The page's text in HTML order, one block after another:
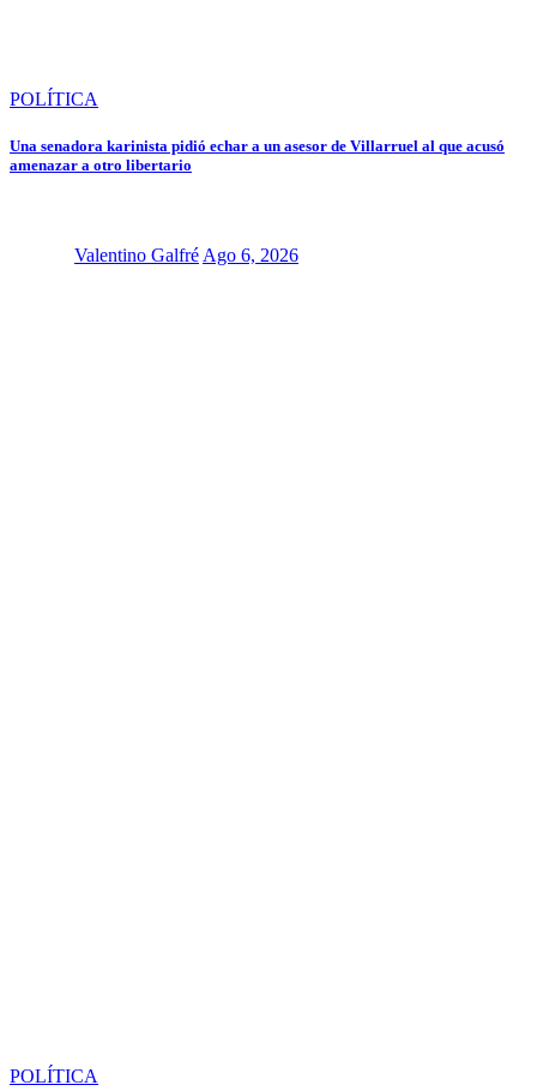
POLÍTICA
Una senadora karinista pidió echar a un asesor de Villarruel al que acusó
amenazar a otro libertario
Valentino GalfréAgo 6, 2026
POLÍTICA